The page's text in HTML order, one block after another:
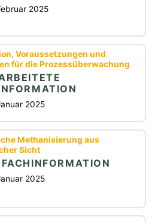
2025
Voraussetzungen und
für die Prozessüberwachung
2025
Methanisierung aus
Sicht
2025